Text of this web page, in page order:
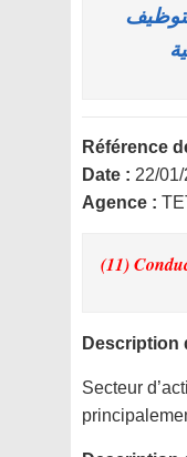
Référence
Date : 22/
Agence :
(11)
Description
Secteur